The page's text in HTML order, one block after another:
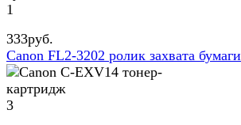
1
333руб.
Canon FL2-3202 ролик захвата бумаги
3